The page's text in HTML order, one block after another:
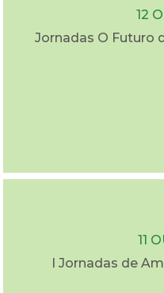
12
Jornadas O Futuro
11
I Jornadas de